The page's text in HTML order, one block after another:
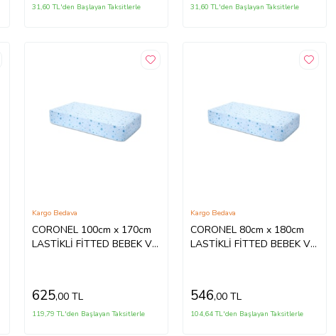
31,60 TL'den Başlayan Taksitlerle 31,60 TL'den Başlayan Taksitlerle
CORONEL 100cm x 170cm
LASTİKLİ FİTTED BEBEK VE
Kargo Bedava
625,00 TL
119,79 TL'den Başlayan Taksitlerle
CORONEL 80cm x 180cm
LASTİKLİ FİTTED BEBEK VE
Kargo Bedava
546,00 TL
104,64 TL'den Başlayan Taksitlerle